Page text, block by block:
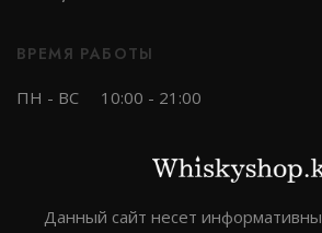
ВРЕМЯ РАБОТЫ
ПН - ВС
10:00 - 21:00
Данный сайт несет
Johnnie walker